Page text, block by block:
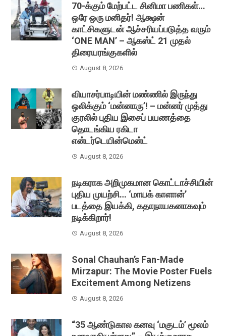
70-க்கும் மேற்பட்ட சினிமா பணிகள்…
ஒரே ஒரு மனிதர்! ஆக்ஷன்
காட்சிகளுடன் ஆச்சரியப்படுத்த வரும்
‘ONE MAN’ – ஆகஸ்ட் 21 முதல்
திரையரங்குகளில்
August 8, 2026
வியாசர்பாடியின் மண்ணில் இருந்து
ஒலிக்கும் ‘மன்னாரு’! – மன்னர் முத்து
குரலில் புதிய இசைப் பயணத்தை
தொடங்கிய ரகிடா
என்டர்டெயின்மென்ட்
August 8, 2026
நடிகராக அறிமுகமான கொட்டாச்சியின்
புதிய முயற்சி… ‘மாயக் காளான்’
படத்தை இயக்கி, கதாநாயகனாகவும்
நடிக்கிறார்!
August 8, 2026
Sonal Chauhan’s Fan-Made
Mirzapur: The Movie Poster Fuels
Excitement Among Netizens
August 8, 2026
“35 ஆண்டுகால கனவு ‘மகுடம்’ மூலம்